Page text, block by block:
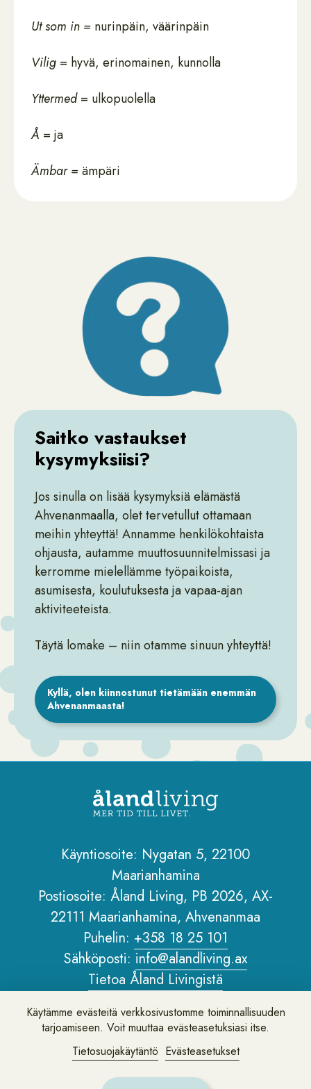
Ut som in = nurinpäin, väärinpäin
Vilig = hyvä, erinomainen, kunnolla
Yttermed= ulkopuolella
Å = ja
Ämbar =ämpäri
Saitko vastaukset
kysymyksiisi?
Jos sinulla on lisää kysymyksiä elämästä
Ahvenanmaalla, olet tervetullut ottamaan
meihin yhteyttä! Annamme henkilökohtaista
ohjausta, autamme muuttosuunnitelmissasi ja
kerromme mielellämme työpaikoista,
asumisesta, koulutuksesta ja vapaa-ajan
aktiviteeteista.
Täytä lomake – niin otamme sinuun yhteyttä!
Kyllä, olen kiinnostunut tietämään enemmän
Ahvenanmaasta!
Käyntiosoite: Nygatan 5, 22100
Maarianhamina
Postiosoite: Åland Living, PB 2026, AX-
22111 Maarianhamina, Ahvenanmaa
Puhelin: +358 18 25 101
Sähköposti: info@alandliving.ax
Tietoa Åland Livingistä
Tietoa verkkosivustosta
Jätä palautetta tai kysy meiltä kysymys
Käytämme evästeitä verkkosivustomme toiminnallisuuden
tarjoamiseen. Voit muuttaa evästeasetuksiasi itse.
Tietosuojakäytäntö Evästeasetukset